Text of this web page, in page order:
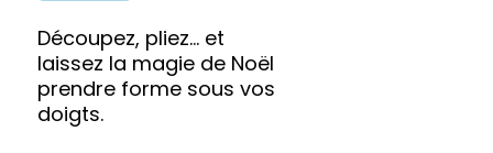
Découpez, pliez… et
laissez la magie de Noël
prendre forme sous vos
doigts.